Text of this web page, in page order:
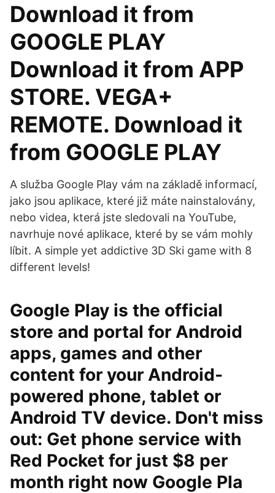
Download it from
GOOGLE PLAY
Download it from APP
STORE. VEGA+
REMOTE. Download it
from GOOGLE PLAY
A služba Google Play vám na základě informací,
jako jsou aplikace, které již máte nainstalovány,
nebo videa, která jste sledovali na YouTube,
navrhuje nové aplikace, které by se vám mohly
líbit. A simple yet addictive 3D Ski game with 8
different levels!
Google Play is the official
store and portal for Android
apps, games and other
content for your Android-
powered phone, tablet or
Android TV device. Don't miss
out: Get phone service with
Red Pocket for just $8 per
month right now Google Pla